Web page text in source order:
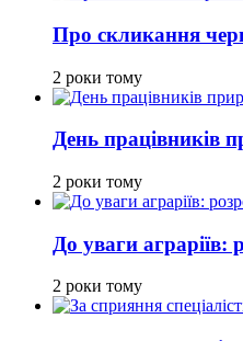
Про скликання
2 роки тому
День працівників
2 роки тому
До уваги аграріїв:
2 роки тому